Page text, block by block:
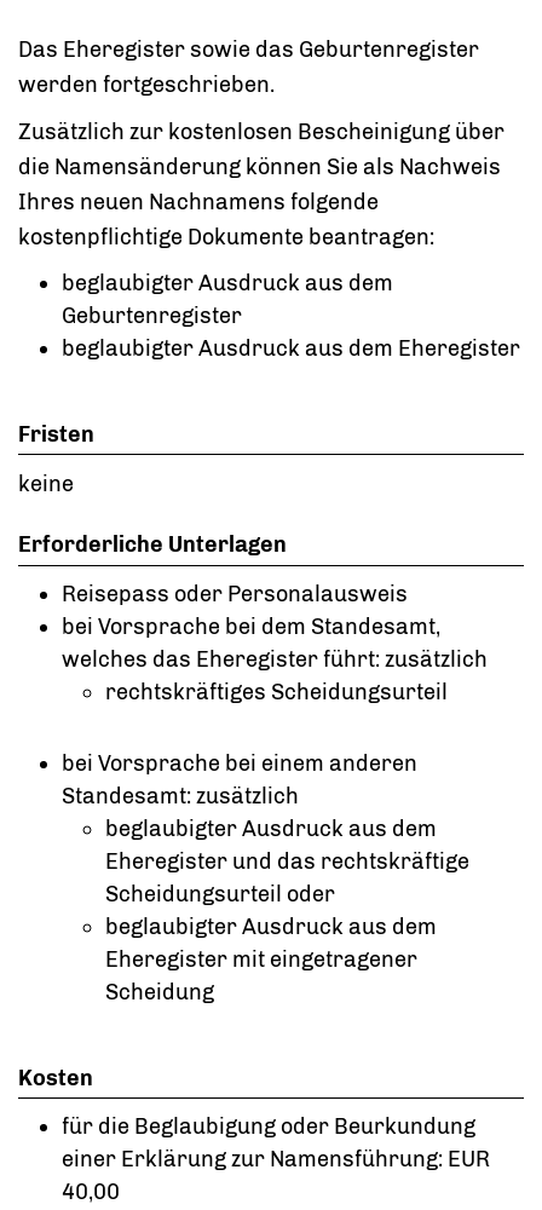
Das Eheregister sowie das Geburtenregister
werden fortgeschrieben.
Zusätzlich zur kostenlosen Bescheinigung über
die Namensänderung können Sie als Nachweis
Ihres neuen Nachnamens folgende
kostenpflichtige Dokumente beantragen:
beglaubigter Ausdruck aus dem
Geburtenregister
beglaubigter Ausdruck aus dem Eheregister
Fristen
keine
Erforderliche Unterlagen
Reisepass oder Personalausweis
bei Vorsprache bei dem Standesamt,
welches das Eheregister führt: zusätzlich
rechtskräftiges Scheidungsurteil
bei Vorsprache bei einem anderen
Standesamt: zusätzlich
beglaubigter Ausdruck aus dem
Eheregister und das rechtskräftige
Scheidungsurteil oder
beglaubigter Ausdruck aus dem
Eheregister mit eingetragener
Scheidung
Kosten
für die Beglaubigung oder Beurkundung
einer Erklärung zur Namensführung: EUR
40,00